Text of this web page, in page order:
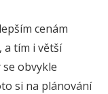
cenám
a tím i větší
obvykle
si na plánování